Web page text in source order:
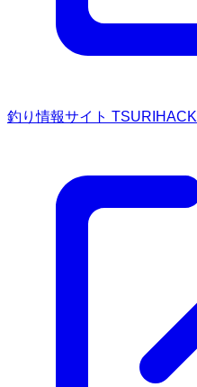
釣り情報サイト TSURIHACK